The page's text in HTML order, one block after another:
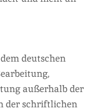
deutschen
außerhalb der
der schriftlichen